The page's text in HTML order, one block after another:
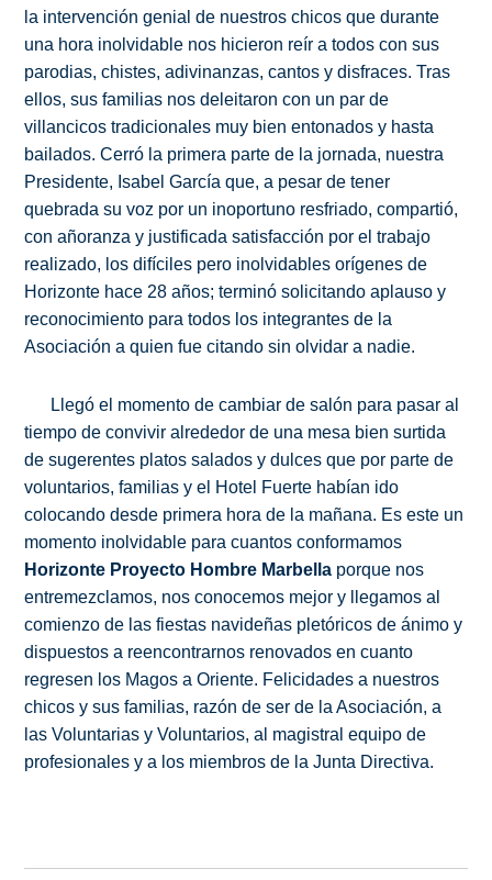
la intervención genial de nuestros chicos que durante
una hora inolvidable nos hicieron reír a todos con sus
parodias, chistes, adivinanzas, cantos y disfraces. Tras
ellos, sus familias nos deleitaron con un par de
villancicos tradicionales muy bien entonados y hasta
bailados. Cerró la primera parte de la jornada, nuestra
Presidente, Isabel García que, a pesar de tener
quebrada su voz por un inoportuno resfriado, compartió,
con añoranza y justificada satisfacción por el trabajo
realizado, los difíciles pero inolvidables orígenes de
Horizonte hace 28 años; terminó solicitando aplauso y
reconocimiento para todos los integrantes de la
Asociación a quien fue citando sin olvidar a nadie.
Llegó el momento de cambiar de salón para pasar al
tiempo de convivir alrededor de una mesa bien surtida
de sugerentes platos salados y dulces que por parte de
voluntarios, familias y el Hotel Fuerte habían ido
colocando desde primera hora de la mañana. Es este un
momento inolvidable para cuantos conformamos
Horizonte Proyecto Hombre Marbella porque nos
entremezclamos, nos conocemos mejor y llegamos al
comienzo de las fiestas navideñas pletóricos de ánimo y
dispuestos a reencontrarnos renovados en cuanto
regresen los Magos a Oriente. Felicidades a nuestros
chicos y sus familias, razón de ser de la Asociación, a
las Voluntarias y Voluntarios, al magistral equipo de
profesionales y a los miembros de la Junta Directiva.